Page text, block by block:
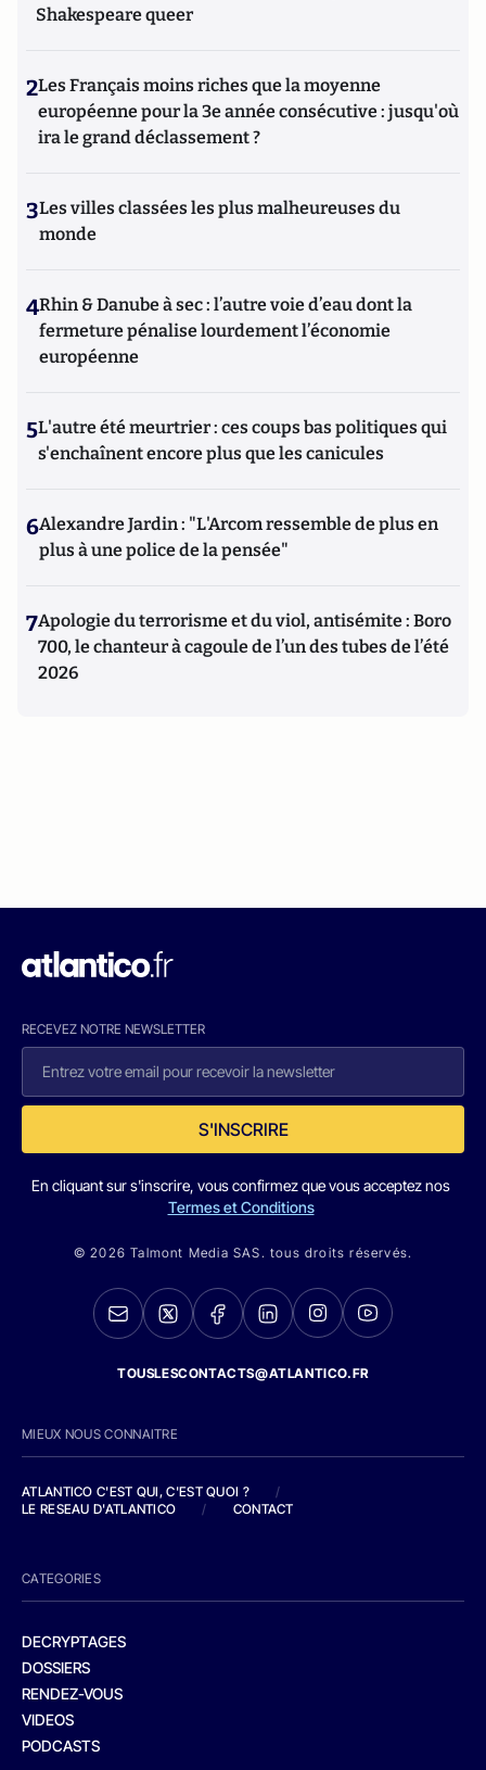
Shakespeare queer
2Les Français moins riches que la moyenne
européenne pour la 3e année consécutive : jusqu'où
ira le grand déclassement ?
3Les villes classées les plus malheureuses du
monde
4Rhin & Danube à sec : l’autre voie d’eau dont la
fermeture pénalise lourdement l’économie
européenne
5L'autre été meurtrier : ces coups bas politiques qui
s'enchaînent encore plus que les canicules
6Alexandre Jardin : "L'Arcom ressemble de plus en
plus à une police de la pensée"
7Apologie du terrorisme et du viol, antisémite : Boro
700, le chanteur à cagoule de l’un des tubes de l’été
2026
RECEVEZ NOTRE NEWSLETTER
S'INSCRIRE
En cliquant sur s'inscrire, vous confirmez que vous acceptez nos
Termes et Conditions
© 2026 Talmont Media SAS. tous droits réservés.
TOUSLESCONTACTS@ATLANTICO.FR
MIEUX NOUS CONNAITRE
ATLANTICO C'EST QUI, C'EST QUOI ?
/
LE RESEAU D'ATLANTICO
/ CONTACT
CATEGORIES
DECRYPTAGES
DOSSIERS
RENDEZ-VOUS
VIDEOS
PODCASTS